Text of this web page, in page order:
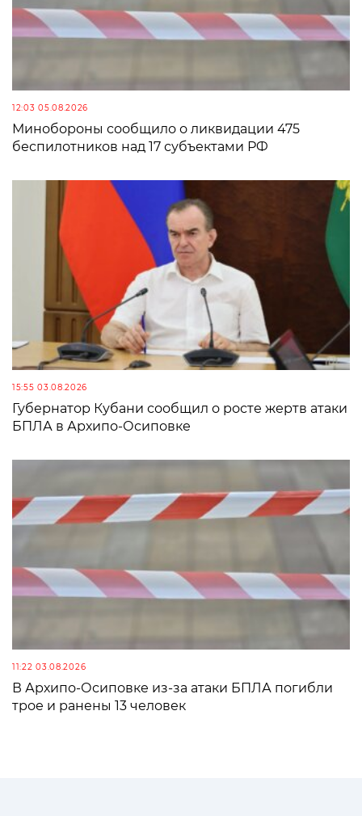
12:03 05.08.2026
Минобороны сообщило о ликвидации 475
беспилотников над 17 субъектами РФ
15:55 03.08.2026
Губернатор Кубани сообщил о росте жертв атаки
БПЛА в Архипо-Осиповке
11:22 03.08.2026
В Архипо-Осиповке из-за атаки БПЛА погибли
трое и ранены 13 человек